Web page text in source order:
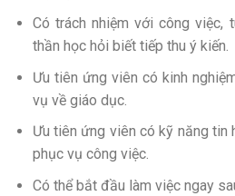
Có trách nhiệm với công việc,
thần học hỏi biết tiếp thu ý kiến.
Ưu tiên ứng viên có kinh
vụ về giáo dục.
Ưu tiên ứng viên có kỹ năng tin
phục vụ công việc.
Có thể bắt đầu làm việc ngay